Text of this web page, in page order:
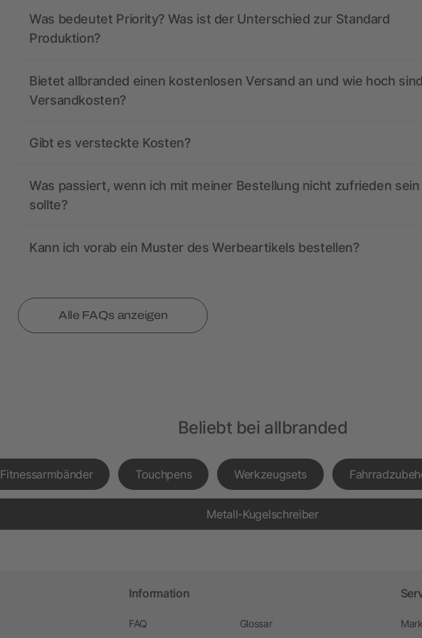
Was bedeutet Priority? Was ist der Unterschied zur Standard
Produktion?
Bietet allbranded einen kostenlosen Versand an und wie hoch
Versandkosten?
Gibt es versteckte Kosten?
Was passiert, wenn ich mit meiner Bestellung nicht zufrieden sein
sollte?
Kann ich vorab ein Muster des Werbeartikels bestellen?
Alle FAQs anzeigen
Beliebt bei allbranded
Fitnessarmbänder Touchpens Werkzeugsets
Metall-Kugelschreiber
Information
FAQ Glossar